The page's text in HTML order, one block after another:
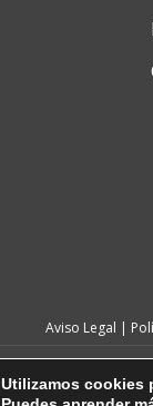
Aviso Legal |
Utilizamos cookies